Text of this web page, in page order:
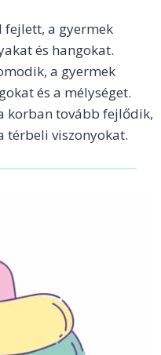
fejlett, a gyermek
és hangokat.
a gyermek
és a mélységet.
korban tovább fejlődik,
térbeli viszonyokat.